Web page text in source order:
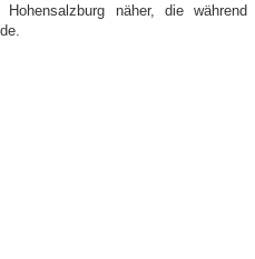
Hohensalzburg näher, die